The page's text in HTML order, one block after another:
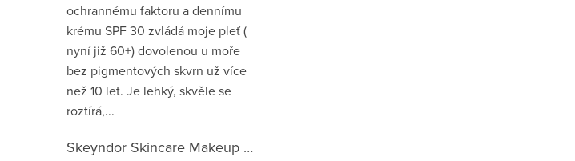
ochrannému faktoru a dennímu
krému SPF 30 zvládá moje pleť (
nyní již 60+) dovolenou u moře
bez pigmentových skvrn už více
než 10 let. Je lehký, skvěle se
roztírá,...
Skeyndor Skincare Makeup DD Cream SPF50 – lehký tónovací krém pro všechny typy pleti 40 ml